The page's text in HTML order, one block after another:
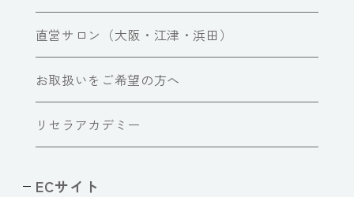
直営サロン（大阪・江津・浜田）
お取扱いをご希望の方へ
リセラアカデミー
ECサイト